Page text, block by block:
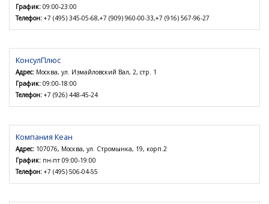
График: 09:00-23:00
Телефон: +7 (495) 345-05-68,+7 (909) 960-00-33,+7 (916) 567-96-27
КонсулПлюс
Адрес: Москва, ул. Измайловский Вал, 2, стр. 1
График: 09:00-18:00
Телефон: +7 (926) 448-45-24
Компания Кеан
Адрес: 107076, Москва, ул. Стромынка, 19, корп.2
График: пн-пт 09:00-19:00
Телефон: +7 (495) 506-04-55